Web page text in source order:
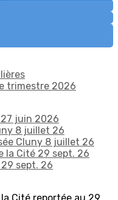
trimestre 2026
juin 2026
8 juillet 26
Cluny 8 juillet 26
la Cité 29 sept. 26
sept. 26